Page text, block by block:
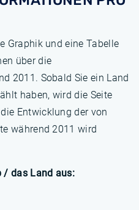
Graphik und eine Tabelle
über die
2011. Sobald Sie ein Land
haben, wird die Seite
Entwicklung der von
während 2011 wird
/ das Land aus: